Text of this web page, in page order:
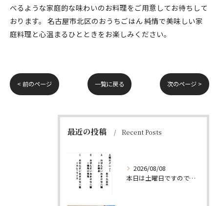
べるような家庭的な味わいのお料理をご用意してお待ちして
おります。 名古屋市北区のおうちごはん 純情で美味しい家
庭料理と心温まるひとときをお楽しみください。
< 前のページ 一覧に戻る 次のページ >
最近の投稿 Recent Posts
2026/08/08
本日は土曜日ですので、たくさん食べていってちょーよ‼️